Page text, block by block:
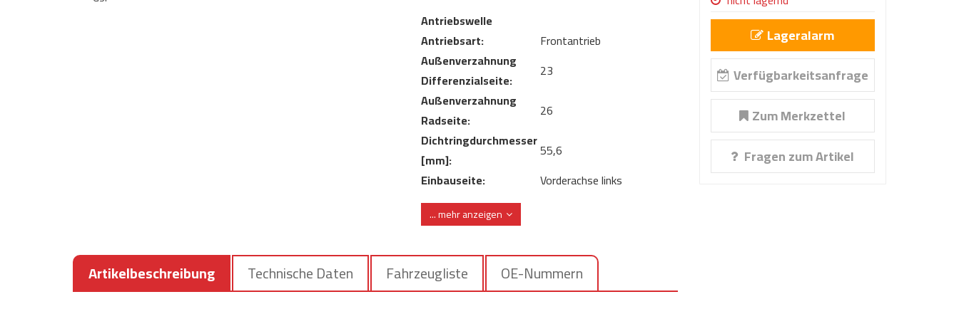
Antriebswelle
Antriebsart:
Frontantrieb
Außenverzahnung
Differenzialseite:
23
Außenverzahnung
Radseite:
26
Dichtringdurchmesser
[mm]:
55,6
Einbauseite:
Vorderachse links
Getriebeart:
Länge [mm]:
657
... mehr anzeigen
Lageralarm
Verfügbarkeitsanfrage
Zum Merkzettel
Fragen zum Artikel
Artikelbeschreibung Technische Daten Fahrzeugliste OE-Nummern